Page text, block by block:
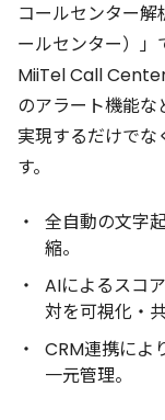
コールセンター
ールセンター）」
MiiTel Call
のアラート機能な
実現するだけでな
す。
全自動の文字
縮。
AIによるスコ
対を可視化・共
CRM連携によ
一元管理。